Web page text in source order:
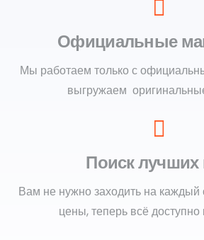
Официальные
Мы работаем только с
выгружаем
Поиск лучших
Вам не нужно заходить на каждый
цены, теперь всё доступно